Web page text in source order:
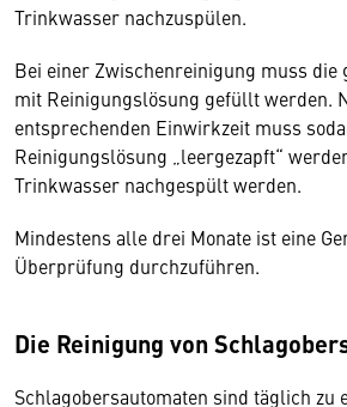
Trinkwasser nachzuspülen.
Bei einer Zwischenreinigung muss die
mit Reinigungslösung gefüllt werden.
entsprechenden Einwirkzeit muss
Reinigungslösung „leergezapft“
Trinkwasser nachgespült werden.
Mindestens alle drei Monate ist eine
Überprüfung durchzuführen.
Die Reinigung von
Schlagobersautomaten sind täglich zu